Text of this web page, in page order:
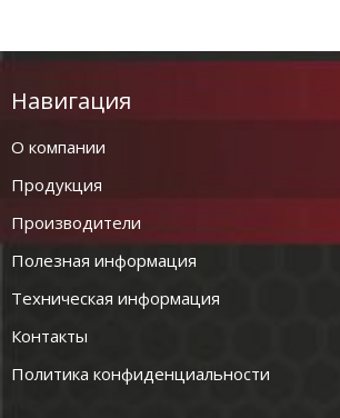
Навигация
О компании
Продукция
Производители
Полезная информация
Техническая информация
Контакты
Политика конфиденциальности